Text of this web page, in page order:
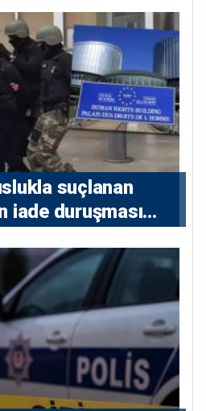
suçlanan
iade duruşması